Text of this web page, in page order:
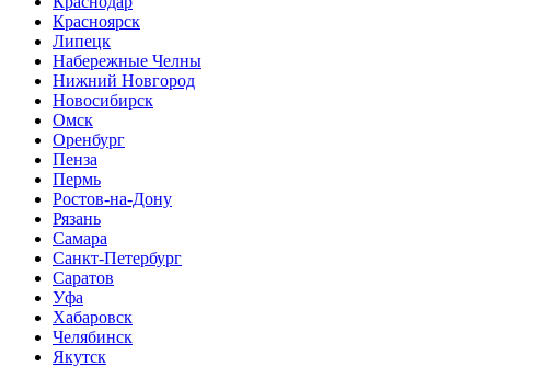
Красноярск
Липецк
Набережные Челны
Нижний Новгород
Новосибирск
Омск
Оренбург
Пенза
Пермь
Ростов-на-Дону
Рязань
Самара
Санкт-Петербург
Саратов
Уфа
Хабаровск
Челябинск
Якутск